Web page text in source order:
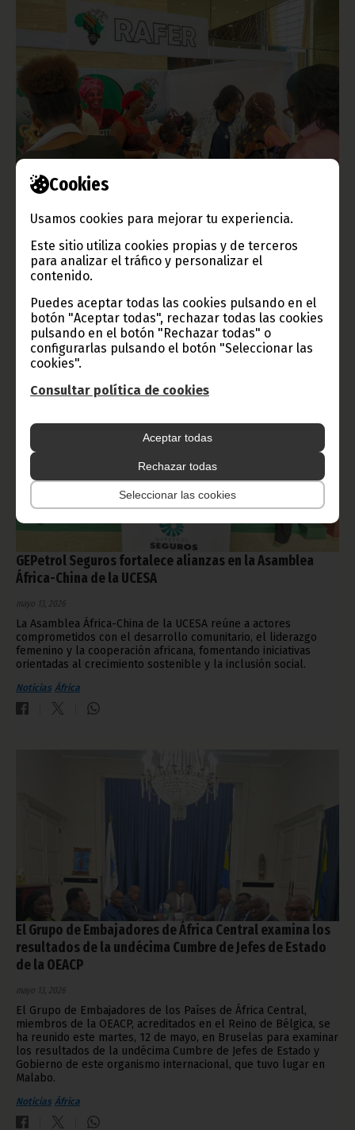
Cookies
Usamos cookies para mejorar tu experiencia.
Este sitio utiliza cookies propias y de terceros
para analizar el tráfico y personalizar el
contenido.
Puedes aceptar todas las cookies pulsando en el
botón "Aceptar todas", rechazar todas las cookies
pulsando en el botón "Rechazar todas" o
configurarlas pulsando el botón "Seleccionar las
cookies".
Consultar política de cookies
Aceptar todas
Rechazar todas
Seleccionar las cookies
RAFER participa en la Asamblea de la UCESA con una
exposición de productos y emprendimiento femenino
mayo 13, 2026
La organización RAFER participa activamente en la Asamblea de
la UCESA que se desarrolla en la ciudad de Sipopo,
presentando una muestra de productos y promoviendo
iniciativas vinculadas al emprendimiento y empoderamiento de
la mujer africana.
Noticias África
GEPetrol Seguros fortalece alianzas en la Asamblea
África-China de la UCESA
mayo 13, 2026
La Asamblea África-China de la UCESA reúne a actores
comprometidos con el desarrollo comunitario, el liderazgo
femenino y la cooperación africana, fomentando iniciativas
orientadas al crecimiento sostenible y la inclusión social.
Noticias África
El Grupo de Embajadores de África Central examina los
resultados de la undécima Cumbre de Jefes de Estado
de la OEACP
mayo 13, 2026
El Grupo de Embajadores de los Países de África Central,
miembros de la OEACP, acreditados en el Reino de Bélgica, se
ha reunido este martes, 12 de mayo, en Bruselas para examinar
los resultados de la undécima Cumbre de Jefes de Estado y
Gobierno de este organismo internacional, que tuvo lugar en
Malabo.
Noticias África